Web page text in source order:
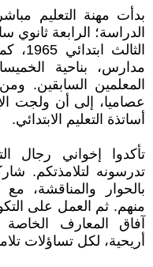
بدأت مهنة التعليم
الدراسة؛ الرابعة
مدارس، بناحية
المعلمين السابقين.
عصاميا، إلى أن ولجت
أساتذة التعليم الابتدائي.
تأكدوا إخواني رجال
تدرسونه لتلامذتكم.
بالحوار والمناقشة، مع
منهم. ثم العمل على
آفاق المعارف
أريحية، لكل تساؤلات